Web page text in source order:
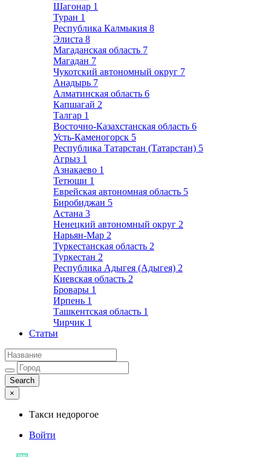
Шагонар 1
Туран 1
Республика Калмыкия 8
Элиста 8
Магаданская область 7
Магадан 7
Чукотский автономный округ 7
Анадырь 7
Алматинская область 6
Капшагай 2
Талгар 1
Восточно-Казахстанская область 6
Усть-Каменогорск 5
Республика Татарстан (Татарстан) 5
Агрыз 1
Азнакаево 1
Тетюши 1
Еврейская автономная область 5
Биробиджан 5
Астана 3
Ненецкий автономный округ 2
Нарьян-Мар 2
Туркестанская область 2
Туркестан 2
Республика Адыгея (Адыгея) 2
Киевская область 2
Бровары 1
Ирпень 1
Ташкентская область 1
Чирчик 1
Статьи
×
Такси недорогое
Войти